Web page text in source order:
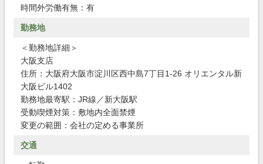
時間外労働有無：有
勤務地
＜勤務地詳細＞
大阪支店
住所：大阪府大阪市淀川区西中島7丁目1-26 オリエンタル新
大阪ビル1402
勤務地最寄駅：JR線／新大阪駅
受動喫煙対策：敷地内全面禁煙
変更の範囲：会社の定める事業所
交通